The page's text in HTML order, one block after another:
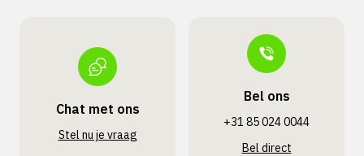
Chat met ons
Stel nu je vraag
Bel ons
+31 85 024 0044
Bel direct